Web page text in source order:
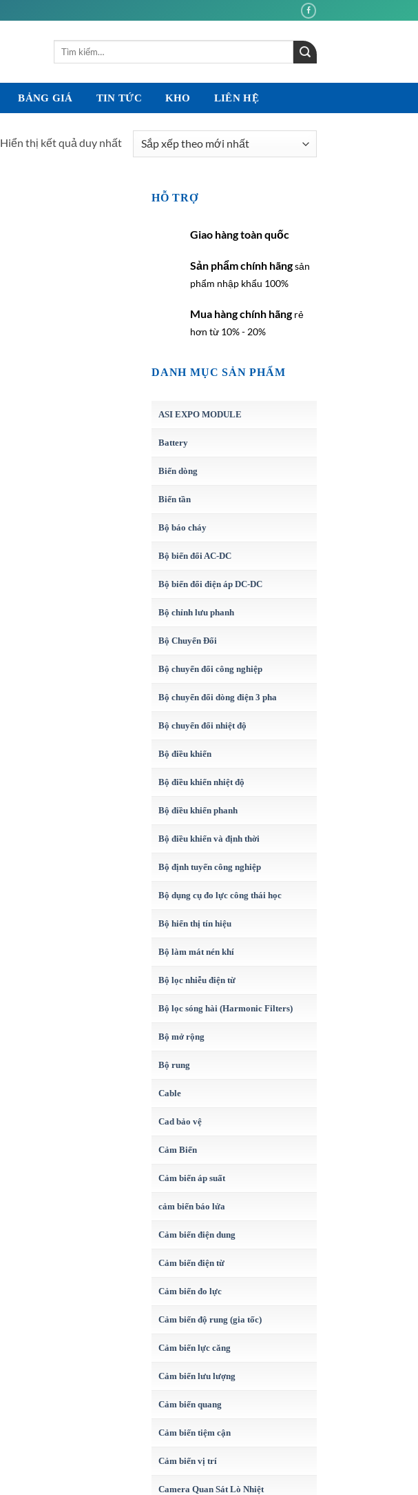
Tìm
BẢNG GIÁ TIN TỨC KHO LIÊN HỆ
Hiển thị kết quả duy nhất
HỖ TRỢ
Giao hàng toàn quốc
Sản phẩm chính hãngsản
phẩm nhập khẩu 100%
Mua hàng chính hãng rẻ
hơn từ 10% - 20%
DANH MỤC SẢN PHẨM
ASI EXPO MODULE
Battery
Biến dòng
Biến tần
Bộ báo cháy
Bộ biến đổi AC-DC
Bộ biến đổi điện áp DC-DC
Bộ chỉnh lưu phanh
Bộ Chuyển Đổi
Bộ chuyển đổi công nghiệp
Bộ chuyển đổi dòng điện 3 pha
Bộ chuyển đổi nhiệt độ
Bộ điều khiển
Bộ điều khiển nhiệt độ
Bộ điều khiển phanh
Bộ điều khiển và định thời
Bộ định tuyến công nghiệp
Bộ dụng cụ đo lực công thái học
Bộ hiển thị tín hiệu
Bộ làm mát nén khí
Bộ lọc nhiễu điện từ
Bộ lọc sóng hài (Harmonic Filters)
Bộ mở rộng
Bộ rung
Cable
Cad bảo vệ
Cảm Biến
Cảm biến áp suất
cảm biến báo lửa
Cảm biến điện dung
Cảm biến điện từ
Cảm biến đo lực
Cảm biến độ rung (gia tốc)
Cảm biến lực căng
Cảm biến lưu lượng
Cảm biến quang
Cảm biến tiệm cận
Cảm biến vị trí
Camera Quan Sát Lò Nhiệt